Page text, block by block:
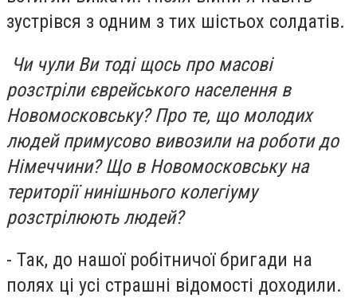
зустрівся з одним з тих шістьох солдатів.
Чи чули Ви тоді щось про масові
розстріли єврейського населення в
Новомосковську? Про те, що молодих
людей примусово вивозили на роботи до
Німеччини? Що в Новомосковську на
території нинішнього колегіуму
розстрілюють людей?
- Так, до нашої робітничої бригади на
полях ці усі страшні відомості доходили.